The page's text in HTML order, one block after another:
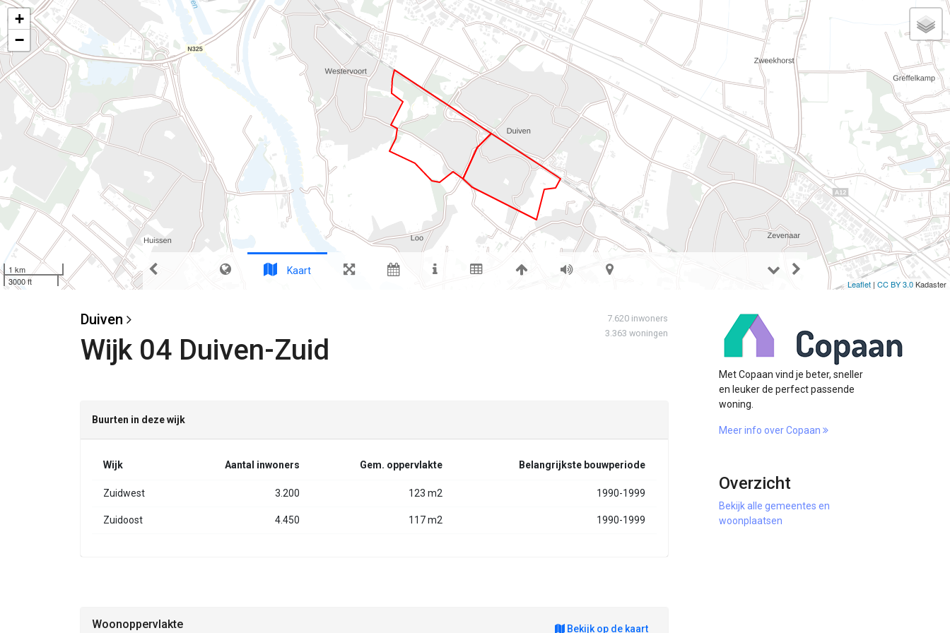
7.620 inwoners
3.363 woningen
Duiven
Wijk 04 Duiven-Zuid
Buurten in deze wijk
Wijk Aantal inwoners Gem. oppervlakte Belangrijkste bouwperiode
Zuidwest 3.200 123 m2 1990-1999
Zuidoost 4.450 117 m2 1990-1999
Woonoppervlakte Bekijk op de kaart
Met Copaan vind je beter, sneller
en leuker de perfect passende
woning.
Meer info over Copaan
Overzicht
Bekijk alle gemeentes en
woonplaatsen
+
−
1 km
3000 ft
Leaflet | CC BY 3.0Kadaster
Kaart